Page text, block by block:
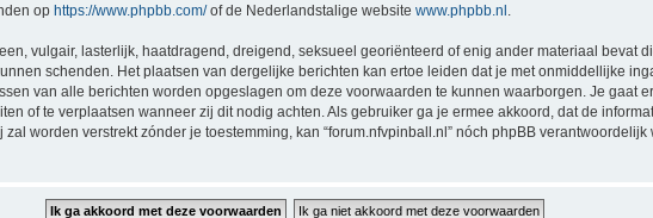
op https://www.phpbb.com/of de Nederlandstalige website www.phpbb.nl .
vulgair, lasterlijk, haatdragend, dreigend, seksueel georiënteerd of enig ander materiaal bevat
schenden. Het plaatsen van dergelijke berichten kan ertoe leiden dat je met onmiddellijke
van alle berichten worden opgeslagen om deze voorwaarden te kunnen waarborgen. Je gaat
of te verplaatsen wanneer zij dit nodig achten. Als gebruiker ga je ermee akkoord, dat de
worden verstrekt zónder je toestemming, kan “forum.nfvpinball.nl” nóch phpBB